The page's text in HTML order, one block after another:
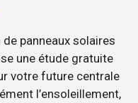
panneaux solaires
une étude gratuite
votre future centrale
l’ensoleillement,